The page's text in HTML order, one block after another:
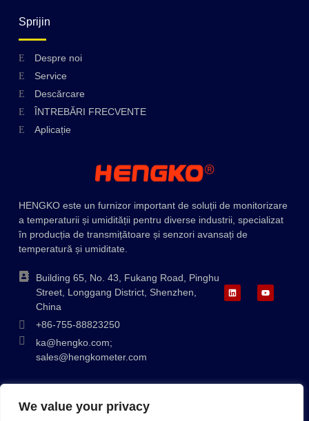
We value your privacy
Sprijin
Despre noi
Service
Descărcare
ÎNTREBĂRI FRECVENTE
Aplicație
HENGKO este un furnizor important de soluții de monitorizare
a temperaturii și umidității pentru diverse industrii, specializat
în producția de transmițătoare și senzori avansați de
temperatură și umiditate.
Building 65, No. 43, Fukang Road, Pinghu
Street, Longgang District, Shenzhen,
China
+86-755-88823250
ka@hengko.com;
sales@hengkometer.com
Harta site-ului Politica privind cookie-urile
German
Japanese
Polish
Ukrainian